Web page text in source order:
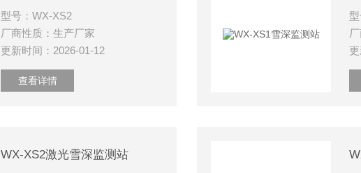
型号：WX-XS2
厂商性质：生产厂家
更新时间：2026-01-12
查看详情
WX-XS2激光雪深监测站